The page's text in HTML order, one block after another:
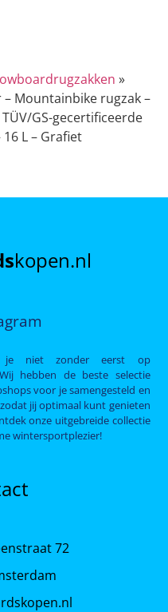
»
Mountainbike rugzak –
GS-gecertificeerde
L – Grafiet
kopen.nl
je niet zonder eerst op
hebben de beste selectie
voor je samengesteld en
jij optimaal kunt genieten
onze uitgebreide collectie
wintersportplezier!
72